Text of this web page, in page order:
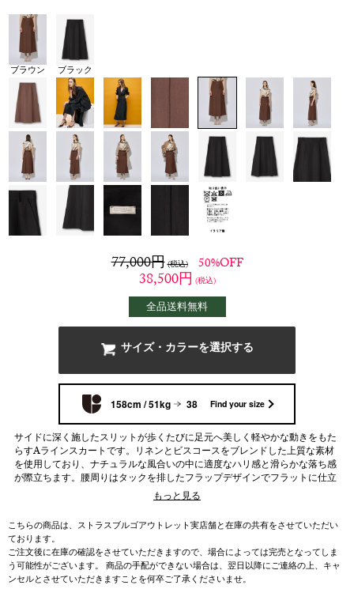
ブラウン ブラック
77,000円(税込) 50%OFF
38,500円 (税込)
全品送料無料
サイズ・カラーを選択する
158cm / 51kg 38 Find your size
サイドに深く施したスリットが歩くたびに足元へ美しく軽やかな動きをもた
らすAラインスカートです。リネンとビスコースをブレンドした上質な素材
を使用しており、ナチュラルな風合いの中に適度なハリ感と滑らかな落ち感
が際立ちます。腰周りはタックを排したフラップデザインでフラットに仕立
てられており、ベルトループを備えることで綺麗めなウエストラインを魅せ
囲気をもたらします。シンプルなカットソーやニットをあわせたデイリース
タイルはもちろん、ブラウスや同素材のジャケットをあわせた品格漂うセッ
トアップスタイルまで幅広く活躍します。
もっと見る
こちらの商品は、ストラスブルゴアウトレット実店舗と在庫の共有をさせていただい
ております。
ご注文後に在庫の確認をさせていただきますので、場合によっては完売となってしま
う可能性がございます。 商品の手配ができない場合は、翌日以降にご連絡の上、キャ
ンセルとさせていただきますことを何卒ご了承くださいませ。